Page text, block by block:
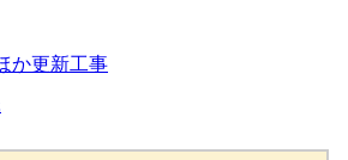
更新工事